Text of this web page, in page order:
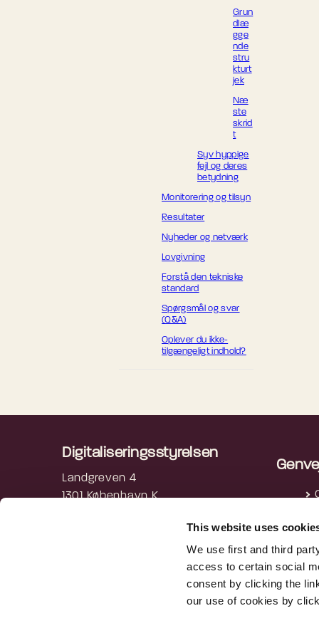
This website uses
We use first and third
access to certain social
consent by clicking the
our use of cookies by
Grun
dlæ
gge
nde
stru
kturt
jek
Næ
ste
skrid
t
Syv hyppige
fejl og deres
betydning
Monitorering og tilsyn
Resultater
Nyheder og netværk
Lovgivning
Forstå den tekniske
standard
Spørgsmål og svar
(Q&A)
Oplever du ikke-
tilgængeligt indhold?
Digitaliseringsstyrelsen
Landgreven 4
1301 København K